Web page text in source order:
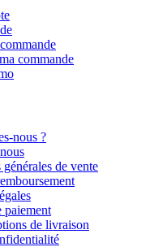
commande
nous ?
de vente
paiement
de livraison